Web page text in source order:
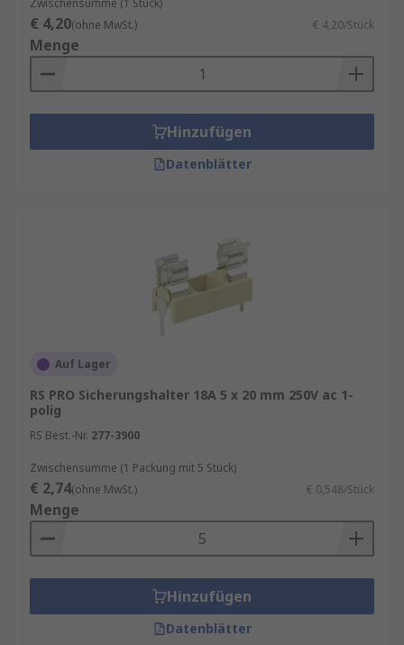
Zwischensumme (1 Stück)
€ 4,20(ohne MwSt.) € 4,20/Stück
Menge
Hinzufügen
Datenblätter
Auf Lager
RS PRO Sicherungshalter 18A 5 x 20 mm 250V ac 1-
polig
RS Best.-Nr. 277-3900
Zwischensumme (1 Packung mit 5 Stück)
€ 2,74(ohne MwSt.) € 0,548/Stück
Menge
Hinzufügen
Datenblätter